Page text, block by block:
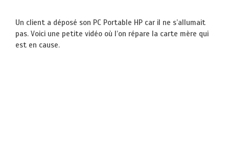
Un client a déposé son PC Portable HP car il ne s’allumait
pas. Voici une petite vidéo où l’on répare la carte mère qui
est en cause.